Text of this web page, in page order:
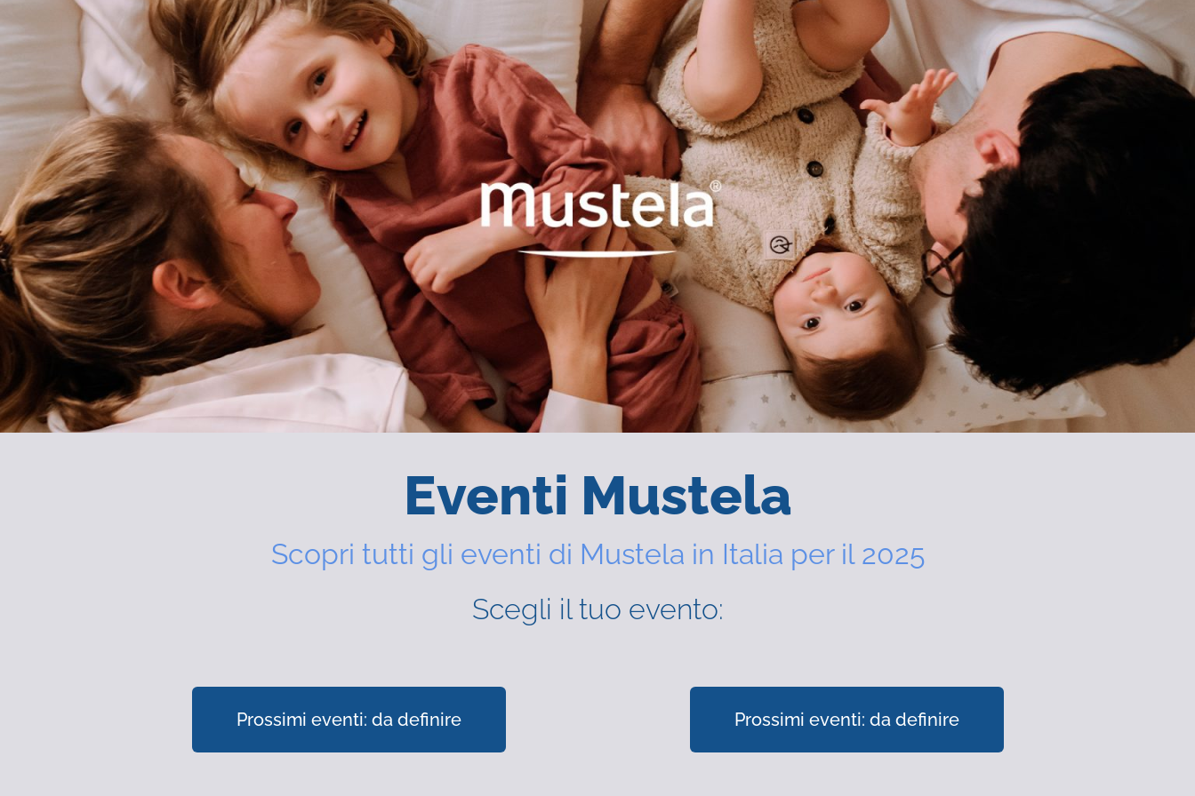
Eventi Mustela
Scopri tutti gli eventi di Mustela in Italia per il 2025
Scegli il tuo evento:
Prossimi eventi: da definire Prossimi eventi: da definire